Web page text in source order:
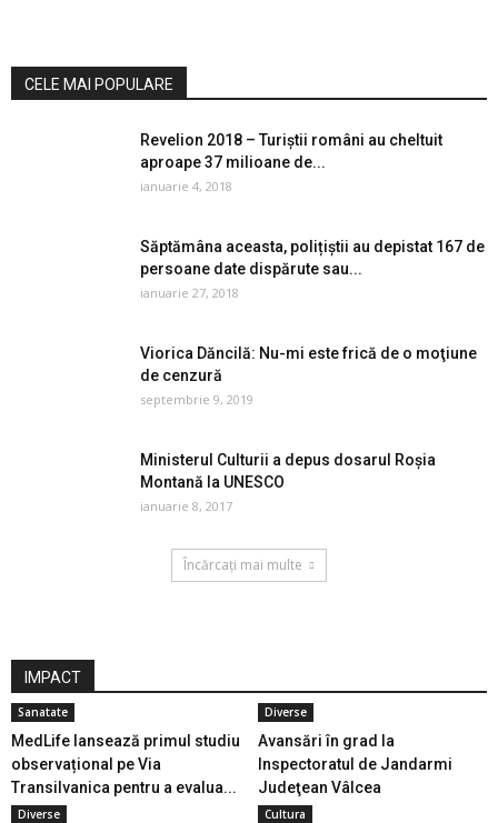
CELE MAI POPULARE
Revelion 2018 – Turiștii români au cheltuit
aproape 37 milioane de...
ianuarie 4, 2018
Săptămâna aceasta, polițiștii au depistat 167 de
persoane date dispărute sau...
ianuarie 27, 2018
Viorica Dăncilă: Nu-mi este frică de o moţiune
de cenzură
septembrie 9, 2019
Ministerul Culturii a depus dosarul Roșia
Montană la UNESCO
ianuarie 8, 2017
Încărcați mai multe
IMPACT
Sanatate
MedLife lansează primul studiu
observațional pe Via
Transilvanica pentru a evalua...
Diverse
Avansări în grad la
Inspectoratul de Jandarmi
Judeţean Vâlcea
Diverse Cultura